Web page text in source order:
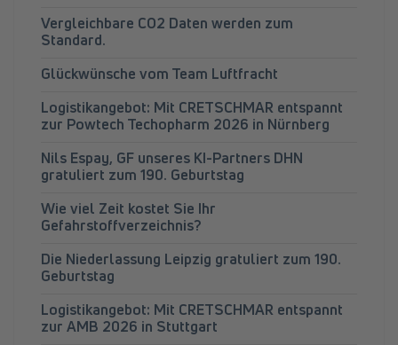
Vergleichbare CO2 Daten werden zum
Standard.
Glückwünsche vom Team Luftfracht
Logistikangebot: Mit CRETSCHMAR entspannt
zur Powtech Techopharm 2026 in Nürnberg
Nils Espay, GF unseres KI-Partners DHN
gratuliert zum 190. Geburtstag
Wie viel Zeit kostet Sie Ihr
Gefahrstoffverzeichnis?
Die Niederlassung Leipzig gratuliert zum 190.
Geburtstag
Logistikangebot: Mit CRETSCHMAR entspannt
zur AMB 2026 in Stuttgart